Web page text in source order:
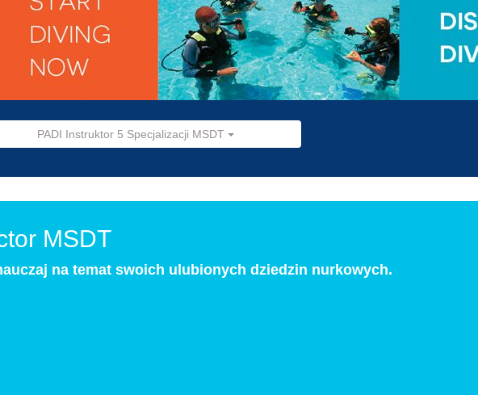
PADI Instruktor 5 Specjalizacji MSDT
MSDT
na temat swoich ulubionych dziedzin nurkowych.